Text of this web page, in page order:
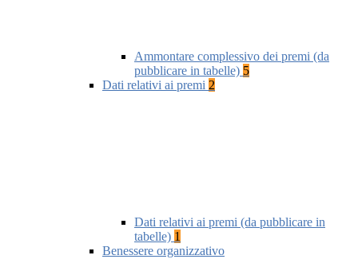
Ammontare complessivo dei premi (da
pubblicare in tabelle) 5
Dati relativi ai premi 2
Dati relativi ai premi (da pubblicare in
tabelle) 1
Benessere organizzativo